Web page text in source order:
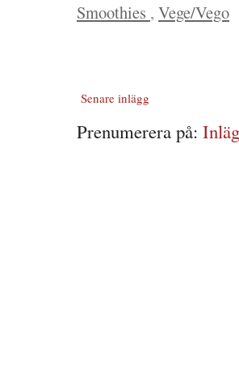
Smoothies , Vege/Vego
Senare inlägg
Prenumerera på: